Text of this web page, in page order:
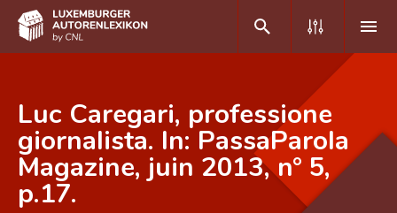
DE FR
Home
Autor(inn)en A-Z
Luc Caregari, professione
giornalista. In: PassaParola
Magazine, juin 2013, n° 5,
p.17.